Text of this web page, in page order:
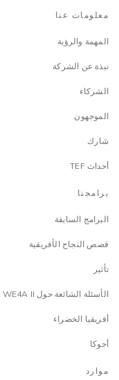
معلومات عنا
المهمة والرؤية
نبذة عن الشركة
الشركاء
الموجهون
شارك
أحداث TEF
برامجنا
البرامج السابقة
قصص النجاح الأفريقية
تأثير
الأسئلة الشائعة حول WE4A II
أفريقيا الخضراء
أجوكا
موارد